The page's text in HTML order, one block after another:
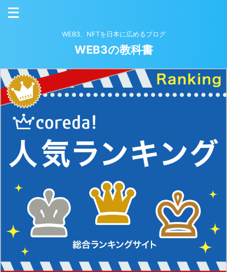
WEB3、NFTを日本に広めるブログ
WEB3の教科書